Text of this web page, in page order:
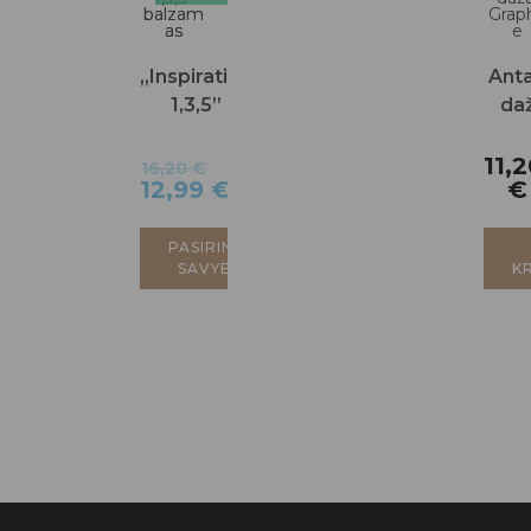
„Inspiration
1,3,5”
16,20€
12,99 €
PASIRINKTI
SAVYBES
€